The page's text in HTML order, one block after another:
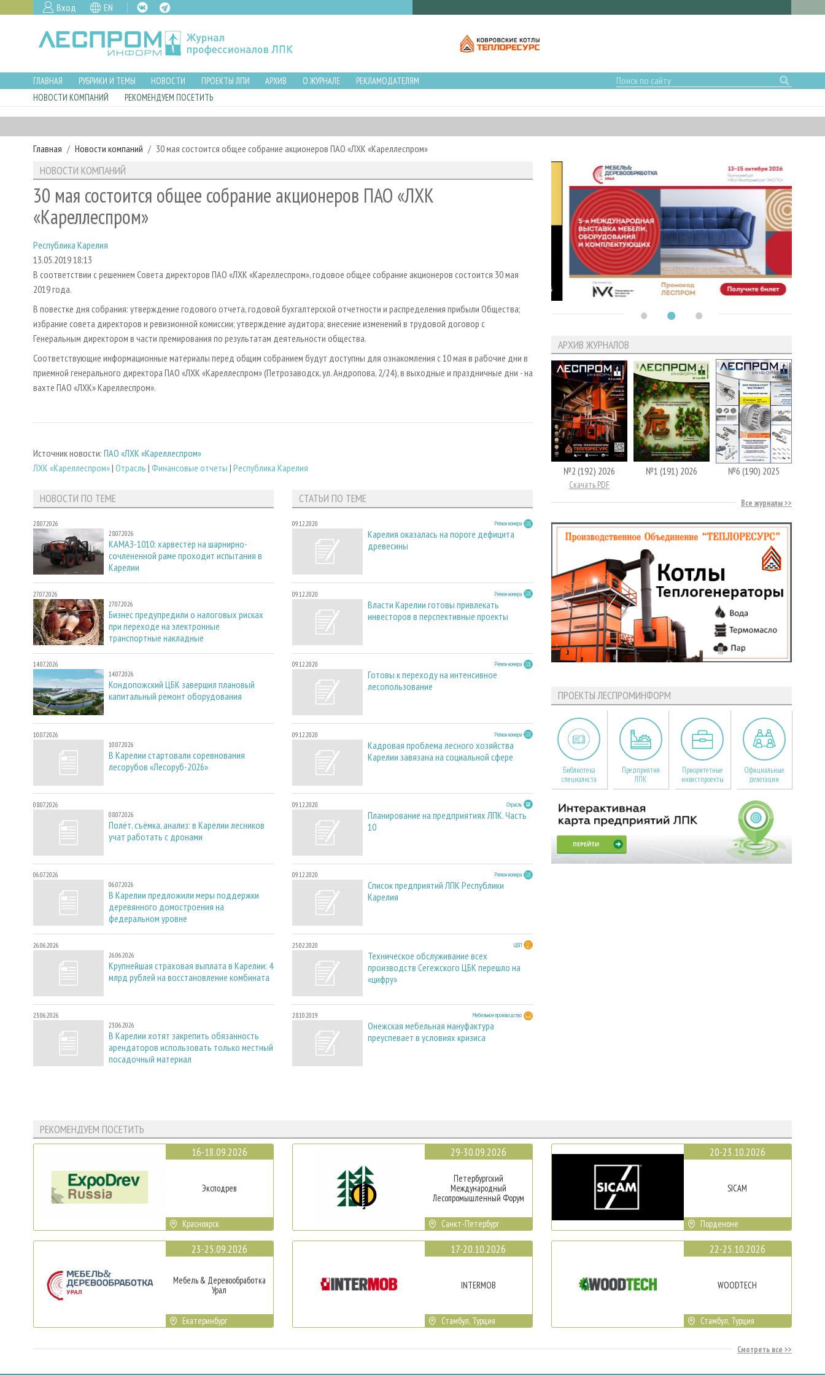
Вход EN
ГЛАВНАЯ РУБРИКИ И ТЕМЫ НОВОСТИ ПРОЕКТЫ ЛПИ АРХИВ О ЖУРНАЛЕ
РЕКЛАМОДАТЕЛЯМ
НОВОСТИ КОМПАНИЙ
РЕКОМЕНДУЕМ ПОСЕТИТЬ
Главная Новости компаний 30 мая состоится общее собрание акционеров ПАО «ЛХК «Кареллеспром»
НОВОСТИ КОМПАНИЙ
30 мая состоится общее собрание акционеров ПАО «ЛХК
«Кареллеспром»
Республика Карелия
13.05.2019 18:13
В соответствии с решением Cовета директоров ПАО «ЛХК «Кареллеспром», годовое общее собрание акционеров состоится 30 мая
2019 года.
В повестке дня собрания: утверждение годового отчета, годовой бухгалтерской отчетности и распределения прибыли Общества;
избрание совета директоров и ревизионной комиссии; утверждение аудитора; внесение изменений в трудовой договор с
Генеральным директором в части премирования по результатам деятельности общества.
Соответствующие информационные материалы перед общим собранием будут доступны для ознакомления с 10 мая в рабочие дни в
приемной генерального директора ПАО «ЛХК «Кареллеспром» (Петрозаводск, ул. Андропова, 2/24), в выходные и праздничные дни - на
вахте ПАО «ЛХК» Кареллеспром».
Источник новости: ПАО «ЛХК «Кареллеспром»
ЛХК «Кареллеспром»| Отрасль | Финансовые отчеты | Республика Карелия
НОВОСТИ ПО ТЕМЕ
28.07.2026
28.07.2026
КАМАЗ-1010: харвестер на шарнирно-
сочлененной раме проходит испытания в
Карелии
27.07.2026
27.07.2026
Бизнес предупредили о налоговых рисках
при переходе на электронные
транспортные накладные
14.07.2026
14.07.2026
Кондопожский ЦБК завершил плановый
капитальный ремонт оборудования
10.07.2026
10.07.2026
В Карелии стартовали соревнования
лесорубов «Лесоруб-2026»
08.07.2026
08.07.2026
Полёт, съёмка, анализ: в Карелии лесников
учат работать с дронами
06.07.2026
06.07.2026
В Карелии предложили меры поддержки
деревянного домостроения на
федеральном уровне
26.06.2026
26.06.2026
Крупнейшая страховая выплата в Карелии: 4
млрд рублей на восстановление комбината
23.06.2026
23.06.2026
В Карелии хотят закрепить обязанность
арендаторов использовать только местный
посадочный материал
СТАТЬИ ПО ТЕМЕ
09.12.2020 Регион номера
Карелия оказалась на пороге дефицита
древесины
09.12.2020 Регион номера
Власти Карелии готовы привлекать
инвесторов в перспективные проекты
09.12.2020 Регион номера
Готовы к переходу на интенсивное
лесопользование
09.12.2020 Регион номера
Кадровая проблема лесного хозяйства
Карелии завязана на социальной сфере
09.12.2020 Отрасль
Планирование на предприятиях ЛПК. Часть
10
09.12.2020 Регион номера
Список предприятий ЛПК Республики
Карелия
25.02.2020 ЦБП
Техническое обслуживание всех
производств Сегежского ЦБК перешло на
«цифру»
28.10.2019 Мебельное производство
Онежская мебельная мануфактура
преуспевает в условиях кризиса
АРХИВ ЖУРНАЛОВ
№2 (192) 2026
Скачать PDF
№1 (191) 2026 №6 (190) 2025
Все журналы
ПРОЕКТЫ ЛЕСПРОМИНФОРМ
Библиотека
специалиста
Предприятия
ЛПК
Приоритетные
инвестпроекты
Официальные
делегации
РЕКОМЕНДУЕМ ПОСЕТИТЬ
16-18.09.2026
Эксподрев
Красноярск
23-25.09.2026
Мебель & Деревообработка
Урал
Екатеринбург
29-30.09.2026
Петербургский
Международный
Лесопромышленный Форум
Санкт-Петербург
17-20.10.2026
INTERMOB
Стамбул, Турция
20-23.10.2026
SICAM
Порденоне
22-25.10.2026
WOODTECH
Стамбул, Турция
Смотреть все